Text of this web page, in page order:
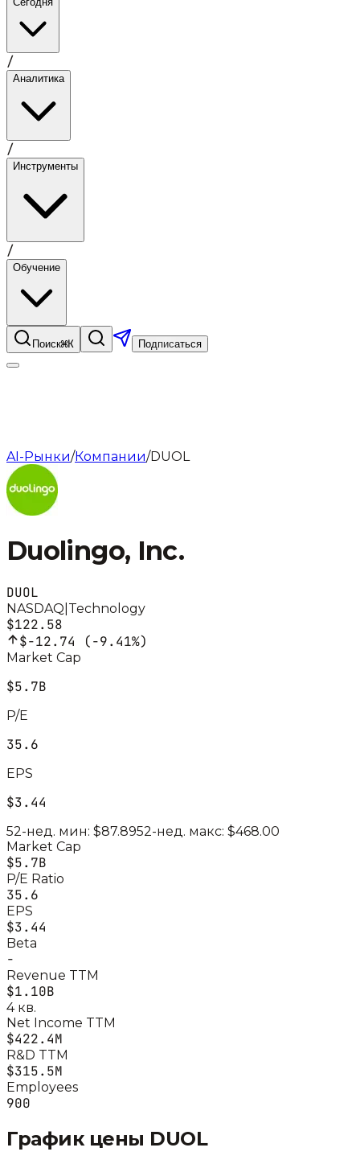
/
Аналитика
/
Инструменты
/
Обучение
Поиск⌘K Подписаться
AI-Рынки/Компании/DUOL
Duolingo, Inc.
DUOL
NASDAQ Technology
$122.58
$-12.74 (-9.41%)
Market Cap
$5.7B
P/E
35.6
EPS
$3.44
52-нед. мин: $87.8952-нед. макс: $468.00
Market Cap
$5.7B
P/E Ratio
35.6
EPS
$3.44
Beta
-
Revenue TTM
$1.10B
4 кв.
Net Income TTM
$422.4M
R&D TTM
$315.5M
Employees
900
График цены DUOL